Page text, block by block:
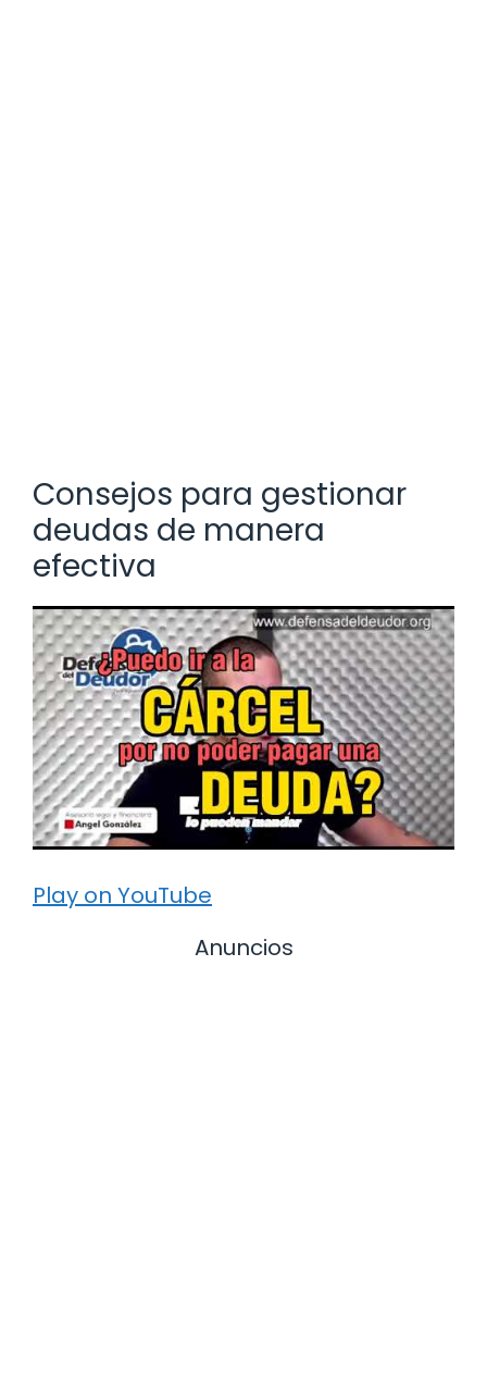
Consejos para gestionar
deudas de manera
efectiva
Play on YouTube
Anuncios